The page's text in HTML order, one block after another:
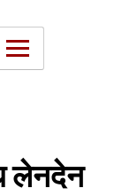
लेनदेन